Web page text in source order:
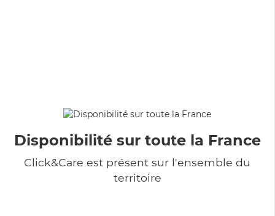
Disponibilité sur toute la France
Click&Care est présent sur l'ensemble du
territoire